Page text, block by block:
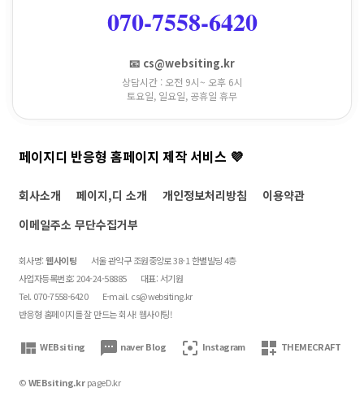
070-7558-6420
📧 cs@websiting.kr
상담시간 : 오전 9시~ 오후 6시
토요일, 일요일, 공휴일 휴무
페이지디 반응형 홈페이지 제작 서비스 💜
회사소개 페이지,디 소개 개인정보처리방침
이용약관
이메일주소 무단수집거부
회사명:웹사이팅
서울 관악구 조원중앙로 38-1 한별빌딩 4층
사업자등록번호: 204-24-58885
대표: 서기원
Tel. 070-7558-6420
E-mail. cs@websiting.kr
반응형 홈페이지를 잘 만드는 회사! 웹사이팅!
view_quilt WEBsiting textsms naver Blog filter_center_focus Instagram dashboard_customize THEMECRAFT
©WEBsiting.kr pageD.kr